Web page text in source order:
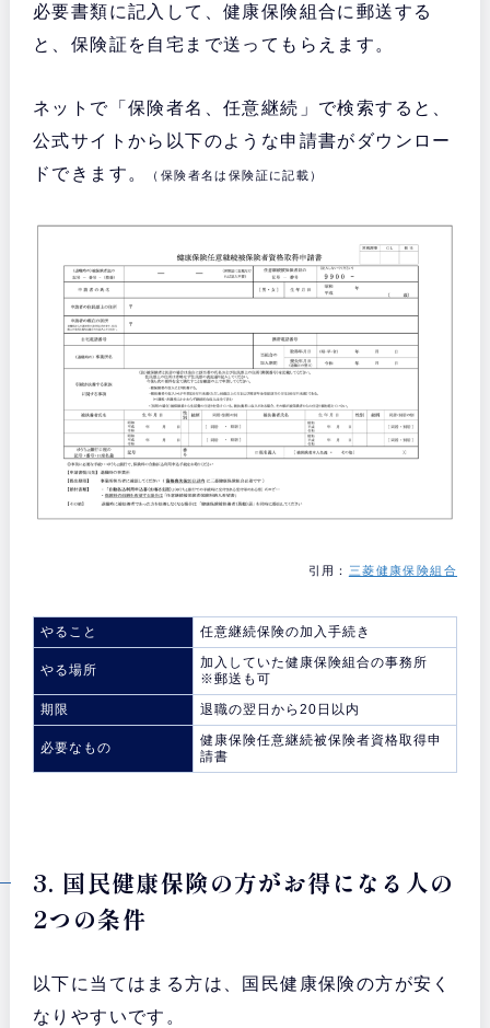
必要書類に記入して、健康保険組合に郵送する
と、保険証を自宅まで送ってもらえます。
ネットで「保険者名、任意継続」で検索すると、
公式サイトから以下のような申請書がダウンロー
ドできます。
（保険者名は保険証に記載）
引用： 三菱健康保険組合
やること 任意継続保険の加入手続き
やる場所
加入していた健康保険組合の事務所
※郵送も可
期限
退職の翌日から20日以内
必要なもの
健康保険任意継続被保険者資格取得申
請書
3. 国民健康保険の方がお得になる人の
2つの条件
以下に当てはまる方は、国民健康保険の方が安く
なりやすいです。